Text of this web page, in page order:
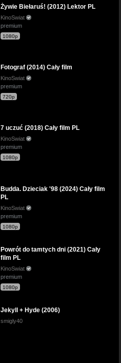
Żywie Biełaruś! (2012) Lektor PL
KinoSwiat
premium
1080p
Fotograf (2014) Cały film
KinoSwiat
premium
720p
7 uczuć (2018) Cały film PL
KinoSwiat
premium
1080p
Budda. Dzieciak '98 (2024) Cały film
PL
KinoSwiat
premium
1080p
Powrót do tamtych dni (2021) Cały
film PL
KinoSwiat
premium
1080p
Jekyll + Hyde (2006)
smigly40